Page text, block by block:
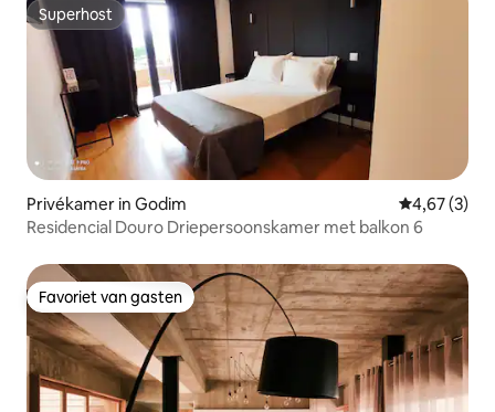
Superhost
Superhost
Privékamer in Godim
4,67 (3)
Residencial Douro Driepersoonskamer met balkon 6
Favoriet van gasten
Favoriet van gasten